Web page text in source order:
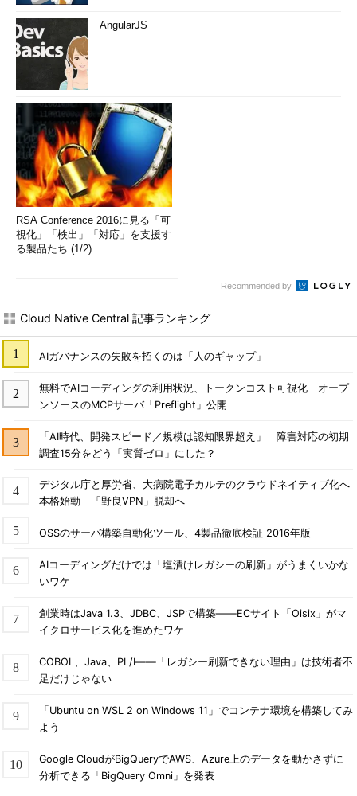
1.侵入検知システム（IDS）による監視
IDSはコンピュータやネットワークへの侵入行為を監視して、
それを管理者へ通知します。IDSは監視を行う場所により、ネッ
トワーク型とホスト型の2つに大別することができます。ネット
ワーク型IDSはLANアナライザに似た技術を用い、ネットワーク
上を流れるパケットから侵入行為を見つけ出します。ホスト型
IDSは、ホスト上のログやネットワークインターフェイスで侵入
などへ異常を通知しますので、通知部分は障害監視と同様の仕組
2. Firewallのログ監視
Firewallのログには、禁じられたポートへのアクセス違反など
のセキュリティアラートが記録されます。アクセス違反を大量に
生成しているIPアドレスがあれば、異常な機器として対処を検討
バへログ情報を記録します。ネットワーク機器のログ監視と同様
に、syslogを用いてログを収集し、監視を行うことができます。
3.セキュリティ監視の考慮点
一般的にセキュリティアラートは大量に発生しがちです。例え
ば、DoS攻撃などのケースでは、アクセス違反のエラーが大量に
発生することが容易に想像できるでしょう。セキュリティアラー
トを監視する際には、大量イベントへの対応を意識しておくこと
フィルタリングを用いて重要なイベントのみに注目する、などが
考えられます。一歩進めて、セキュリティアラートの相関分析を
価するでしょう。
後編はサーバやアプリケーションのモニタリング技術について
解説します。
「次回」へ
AngularJS
RSA Conference 2016に見る「可
視化」「検出」「対応」を支援す
る製品たち (1/2)
Recommended by
Cloud Native Central 記事ランキング
AIガバナンスの失敗を招くのは「人のギャップ」
無料でAIコーディングの利用状況、トークンコスト可視化 オープ
ンソースのMCPサーバ「Preflight」公開
「AI時代、開発スピード／規模は認知限界超え」 障害対応の初期
調査15分をどう「実質ゼロ」にした？
デジタル庁と厚労省、大病院電子カルテのクラウドネイティブ化へ
本格始動 「野良VPN」脱却へ
OSSのサーバ構築自動化ツール、4製品徹底検証 2016年版
AIコーディングだけでは「塩漬けレガシーの刷新」がうまくいかな
いワケ
創業時はJava 1.3、JDBC、JSPで構築――ECサイト「Oisix」がマ
イクロサービス化を進めたワケ
COBOL、Java、PL/I――「レガシー刷新できない理由」は技術者不
足だけじゃない
「Ubuntu on WSL 2 on Windows 11」でコンテナ環境を構築してみ
よう
Google CloudがBigQueryでAWS、Azure上のデータを動かさずに
分析できる「BigQuery Omni」を発表